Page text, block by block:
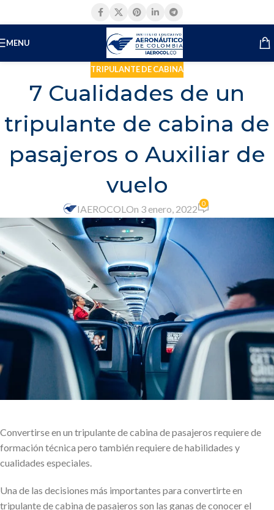
MENU
TRIPULANTE DE CABINA
7 Cualidades de un
tripulante de cabina de
pasajeros o Auxiliar de
vuelo
IAEROCOL On 3 enero, 2022 0
Convertirse en un tripulante de cabina de pasajeros requiere de
formación técnica pero también requiere de habilidades y
cualidades especiales.
Una de las decisiones más importantes para convertirte en
tripulante de cabina de pasajeros son las ganas de conocer el